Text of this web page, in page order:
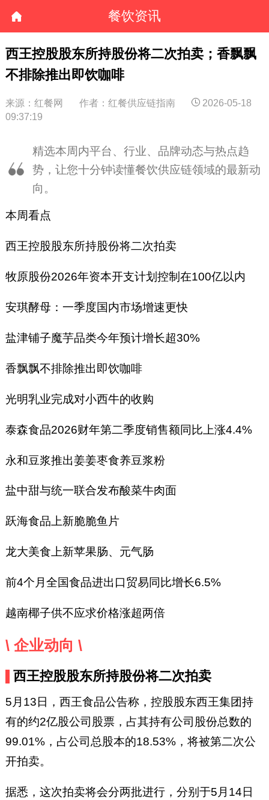
餐饮资讯
西王控股股东所持股份将二次拍卖；香飘飘
不排除推出即饮咖啡
来源：红餐网 作者：红餐供应链指南
2026-05-18
09:37:19
精选本周内平台、行业、品牌动态与热点趋
势，让您十分钟读懂餐饮供应链领域的最新动
向。
本周看点
西王控股股东所持股份将二次拍卖
牧原股份2026年资本开支计划控制在100亿以内
安琪酵母：一季度国内市场增速更快
盐津铺子魔芋品类今年预计增长超30%
香飘飘不排除推出即饮咖啡
光明乳业完成对小西牛的收购
泰森食品2026财年第二季度销售额同比上涨4.4%
永和豆浆推出姜姜枣食养豆浆粉
盐中甜与统一联合发布酸菜牛肉面
跃海食品上新脆脆鱼片
龙大美食上新苹果肠、元气肠
前4个月全国食品进出口贸易同比增长6.5%
越南椰子供不应求价格涨超两倍
\ 企业动向 \
西王控股股东所持股份将二次拍卖
5月13日，西王食品公告称，控股股东西王集团持
有的约2亿股公司股票，占其持有公司股份总数的
99.01%，占公司总股本的18.53%，将被第二次公
开拍卖。
据悉，这次拍卖将会分两批进行，分别于5月14日